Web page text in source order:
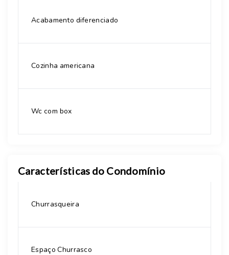
Acabamento diferenciado
Cozinha americana
Wc com box
Características do Condomínio
Churrasqueira
Espaço Churrasco